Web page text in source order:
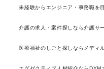
未経験からエンジニア・事務職を
介護の求人・案件探しなら介護サ
医療福祉のしごと探しならメディ